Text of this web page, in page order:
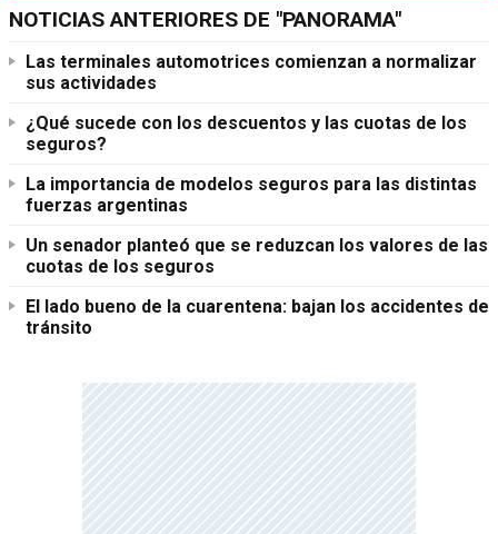
NOTICIAS ANTERIORES DE "PANORAMA"
Las terminales automotrices comienzan a normalizar
sus actividades
¿Qué sucede con los descuentos y las cuotas de los
seguros?
La importancia de modelos seguros para las distintas
fuerzas argentinas
Un senador planteó que se reduzcan los valores de las
cuotas de los seguros
El lado bueno de la cuarentena: bajan los accidentes de
tránsito